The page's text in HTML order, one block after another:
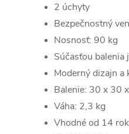
2 úchyty
Bezpečnostný
Nosnosť: 90 kg
Súčasťou balenia
Moderný dizajn a
Balenie: 30 x 30
Váha: 2,3 kg
Vhodné od 14